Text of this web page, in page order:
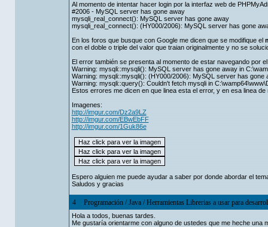
Al momento de intentar hacer login por la interfaz web de
#2006 - MySQL server has gone away
mysqli_real_connect(): MySQL server has gone away
mysqli_real_connect(): (HY000/2006): MySQL server has gone
En los foros que busque con Google me dicen que se modifique el
con el doble o triple del valor que traian originalmente y no se
El error también se presenta al momento de estar navegando por
Warning: mysqli::mysqli(): MySQL server has gone away in
Warning: mysqli::mysqli(): (HY000/2006): MySQL server has gone
Warning: mysqli::query(): Couldn't fetch mysqli in
Estos errores me dicen en que linea esta el error, y en esa linea
Imagenes:
http://imgur.com/Dz2a9LZ
http://imgur.com/EBwEbFF
http://imgur.com/1Guk86e
Espero alguien me puede ayudar a saber por donde abordar el
Saludos y gracias
4 Programación/Java/Herramientas Librerias a usar para
Hola a todos, buenas tardes.
Me gustaría orientarme con alguno de ustedes que me heche una